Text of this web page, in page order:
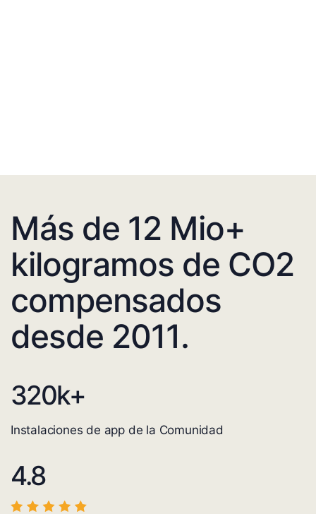
Más de 12 Mio+
kilogramos de CO2
compensados
desde 2011.
320k+
Instalaciones de app de la Comunidad
4.8